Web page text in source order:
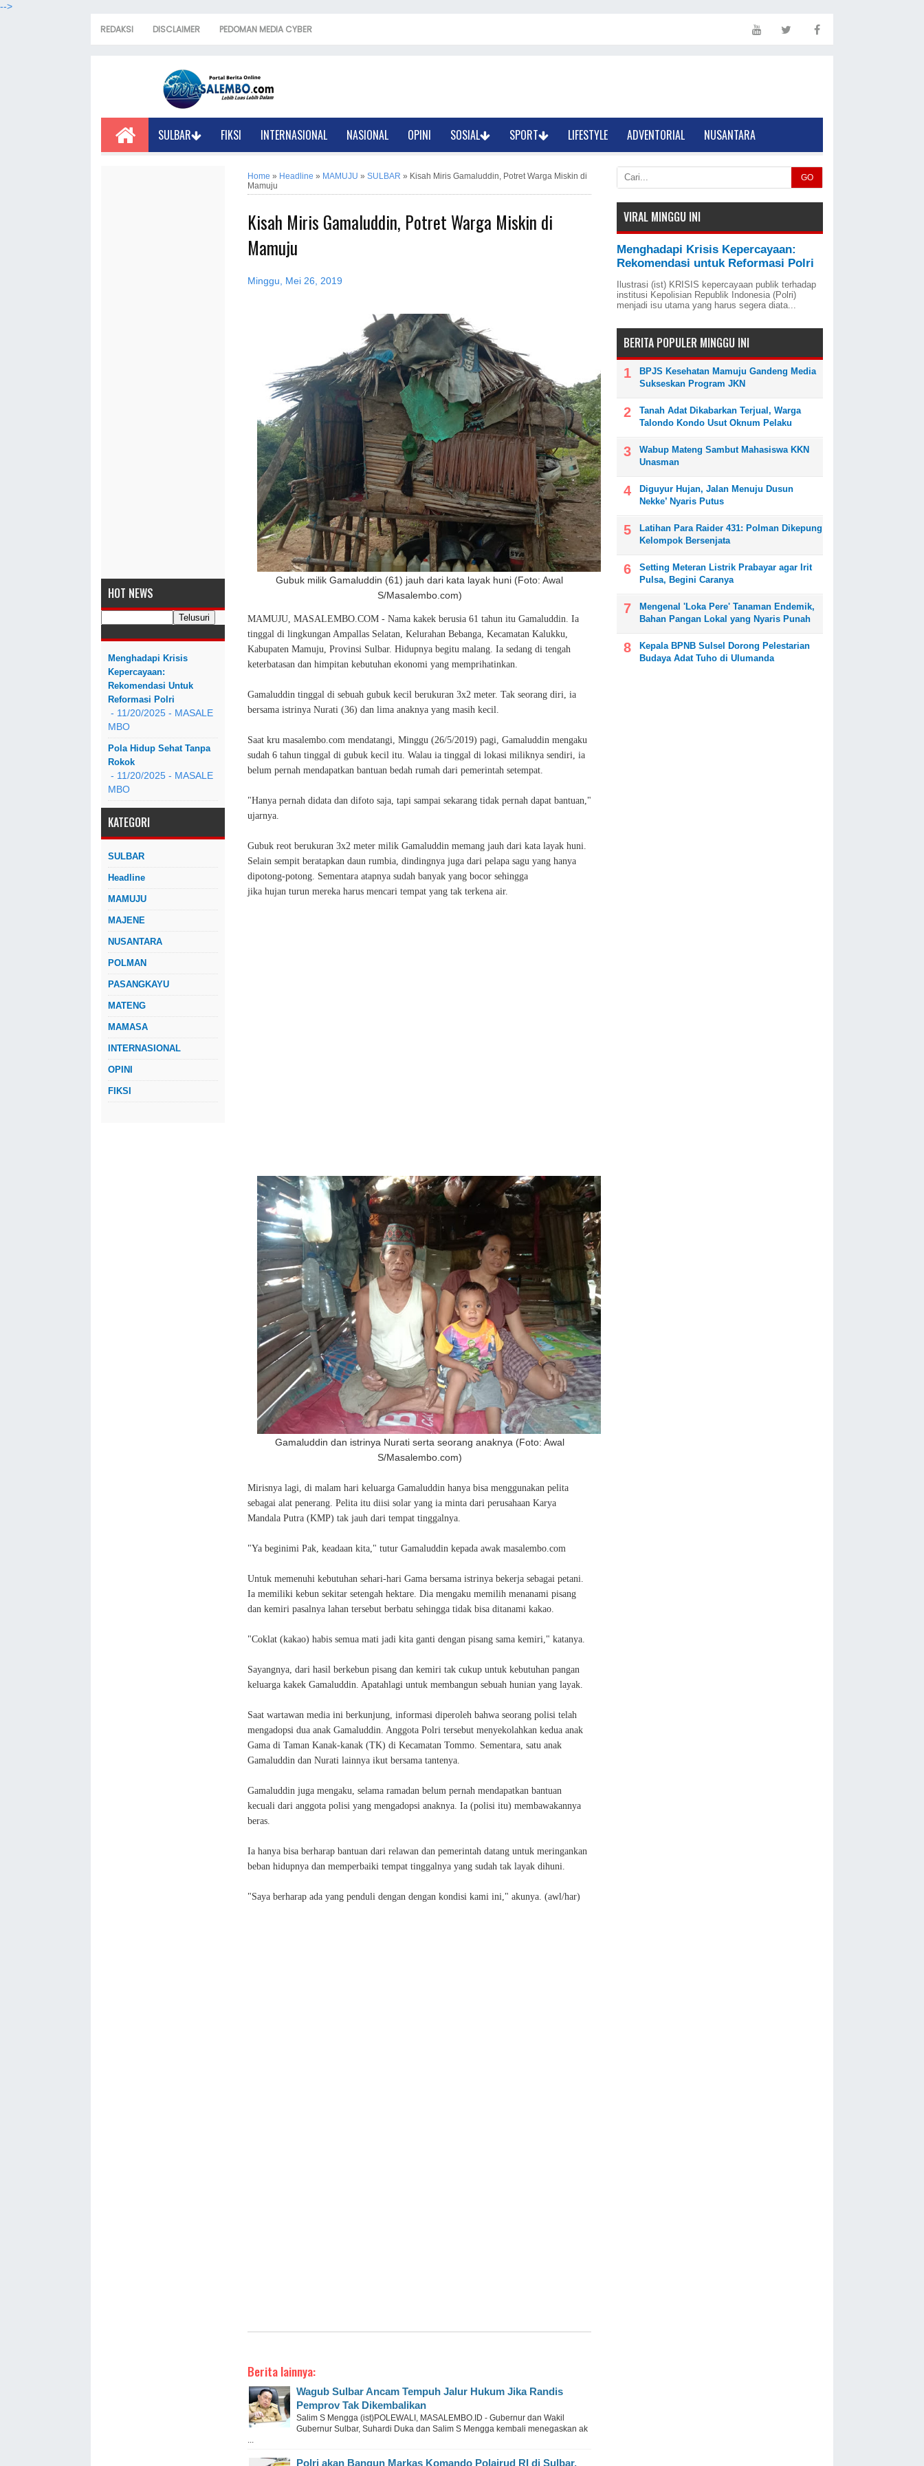
-->
REDAKSI DISCLAIMER PEDOMAN MEDIA CYBER
SULBAR FIKSI INTERNASIONAL NASIONAL OPINI SOSIAL SPORT LIFESTYLE ADVENTORIAL NUSANTARA
HOT NEWS
Menghadapi Krisis
Kepercayaan:
Rekomendasi Untuk
Reformasi Polri
- 11/20/2025 - MASALE
MBO
Pola Hidup Sehat Tanpa
Rokok
- 11/20/2025 - MASALE
MBO
KATEGORI
SULBAR
Headline
MAMUJU
MAJENE
NUSANTARA
POLMAN
PASANGKAYU
MATENG
MAMASA
INTERNASIONAL
OPINI
FIKSI
Home » Headline » MAMUJU » SULBAR » Kisah Miris Gamaluddin, Potret Warga Miskin di
Mamuju
Kisah Miris Gamaluddin, Potret Warga Miskin di
Mamuju
Minggu, Mei 26, 2019
Gubuk milik Gamaluddin (61) jauh dari kata layak huni (Foto: Awal
S/Masalembo.com)
MAMUJU, MASALEMBO.COM - Nama kakek berusia 61 tahun itu Gamaluddin. Ia
tinggal di lingkungan Ampallas Selatan, Kelurahan Bebanga, Kecamatan Kalukku,
Kabupaten Mamuju, Provinsi Sulbar. Hidupnya begitu malang. Ia sedang di tengah
keterbatasan dan himpitan kebutuhan ekonomi yang memprihatinkan.
Gamaluddin tinggal di sebuah gubuk kecil berukuran 3x2 meter. Tak seorang diri, ia
bersama istrinya Nurati (36) dan lima anaknya yang masih kecil.
Saat kru masalembo.com mendatangi, Minggu (26/5/2019) pagi, Gamaluddin mengaku
sudah 6 tahun tinggal di gubuk kecil itu. Walau ia tinggal di lokasi miliknya sendiri, ia
belum pernah mendapatkan bantuan bedah rumah dari pemerintah setempat.
"Hanya pernah didata dan difoto saja, tapi sampai sekarang tidak pernah dapat bantuan,"
ujarnya.
Gubuk reot berukuran 3x2 meter milik Gamaluddin memang jauh dari kata layak huni.
Selain sempit beratapkan daun rumbia, dindingnya juga dari pelapa sagu yang hanya
dipotong-potong. Sementara atapnya sudah banyak yang bocor sehingga
jika hujan turun mereka harus mencari tempat yang tak terkena air.
Gamaluddin dan istrinya Nurati serta seorang anaknya (Foto: Awal
S/Masalembo.com)
Mirisnya lagi, di malam hari keluarga Gamaluddin hanya bisa menggunakan pelita
sebagai alat penerang. Pelita itu diisi solar yang ia minta dari perusahaan Karya
Mandala Putra (KMP) tak jauh dari tempat tinggalnya.
"Ya beginimi Pak, keadaan kita," tutur Gamaluddin kepada awak masalembo.com
Untuk memenuhi kebutuhan sehari-hari Gama bersama istrinya bekerja sebagai petani.
Ia memiliki kebun sekitar setengah hektare. Dia mengaku memilih menanami pisang
dan kemiri pasalnya lahan tersebut berbatu sehingga tidak bisa ditanami kakao.
"Coklat (kakao) habis semua mati jadi kita ganti dengan pisang sama kemiri," katanya.
Sayangnya, dari hasil berkebun pisang dan kemiri tak cukup untuk kebutuhan pangan
keluarga kakek Gamaluddin. Apatahlagi untuk membangun sebuah hunian yang layak.
Saat wartawan media ini berkunjung, informasi diperoleh bahwa seorang polisi telah
mengadopsi dua anak Gamaluddin. Anggota Polri tersebut menyekolahkan kedua anak
Gama di Taman Kanak-kanak (TK) di Kecamatan Tommo. Sementara, satu anak
Gamaluddin dan Nurati lainnya ikut bersama tantenya.
Gamaluddin juga mengaku, selama ramadan belum pernah mendapatkan bantuan
kecuali dari anggota polisi yang mengadopsi anaknya. Ia (polisi itu) membawakannya
beras.
Ia hanya bisa berharap bantuan dari relawan dan pemerintah datang untuk meringankan
beban hidupnya dan memperbaiki tempat tinggalnya yang sudah tak layak dihuni.
"Saya berharap ada yang penduli dengan dengan kondisi kami ini," akunya. (awl/har)
Berita lainnya:
Wagub Sulbar Ancam Tempuh Jalur Hukum Jika Randis
Pemprov Tak Dikembalikan
Salim S Mengga (ist)POLEWALI, MASALEMBO.ID - Gubernur dan Wakil
Gubernur Sulbar, Suhardi Duka dan Salim S Mengga kembali menegaskan ak
...
Polri akan Bangun Markas Komando Polairud RI di Sulbar,
GO
VIRAL MINGGU INI
Menghadapi Krisis Kepercayaan:
Rekomendasi untuk Reformasi Polri
Ilustrasi (ist) KRISIS kepercayaan publik terhadap
institusi Kepolisian Republik Indonesia (Polri)
menjadi isu utama yang harus segera diata...
BERITA POPULER MINGGU INI
BPJS Kesehatan Mamuju Gandeng Media
Sukseskan Program JKN
Tanah Adat Dikabarkan Terjual, Warga
Talondo Kondo Usut Oknum Pelaku
Wabup Mateng Sambut Mahasiswa KKN
Unasman
Diguyur Hujan, Jalan Menuju Dusun
Nekke’ Nyaris Putus
Latihan Para Raider 431: Polman Dikepung
Kelompok Bersenjata
Setting Meteran Listrik Prabayar agar Irit
Pulsa, Begini Caranya
Mengenal 'Loka Pere' Tanaman Endemik,
Bahan Pangan Lokal yang Nyaris Punah
Kepala BPNB Sulsel Dorong Pelestarian
Budaya Adat Tuho di Ulumanda